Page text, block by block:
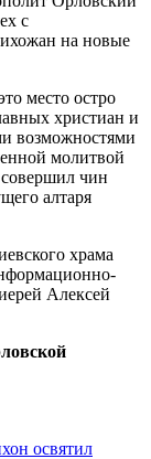
с
на новые
место остро
христиан и
возможностями
молитвой
совершил чин
алтаря
храма
Алексей